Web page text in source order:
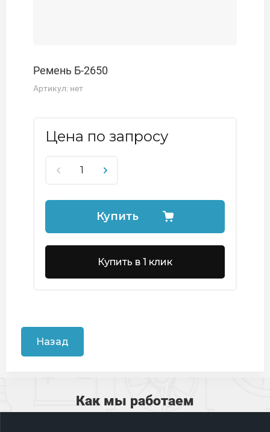
Ремень Б-2650
Артикул: нет
Цена по запросу
Купить
Купить в 1 клик
Назад
Как мы работаем